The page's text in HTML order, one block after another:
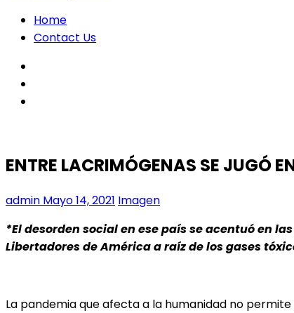
Home
Contact Us
ENTRE LACRIMÓGENAS SE JUGÓ
admin Mayo 14, 2021 Imagen
*El desorden social en ese país se acentuó en
Libertadores de América a raíz de los gases
La pandemia que afecta a la humanidad no